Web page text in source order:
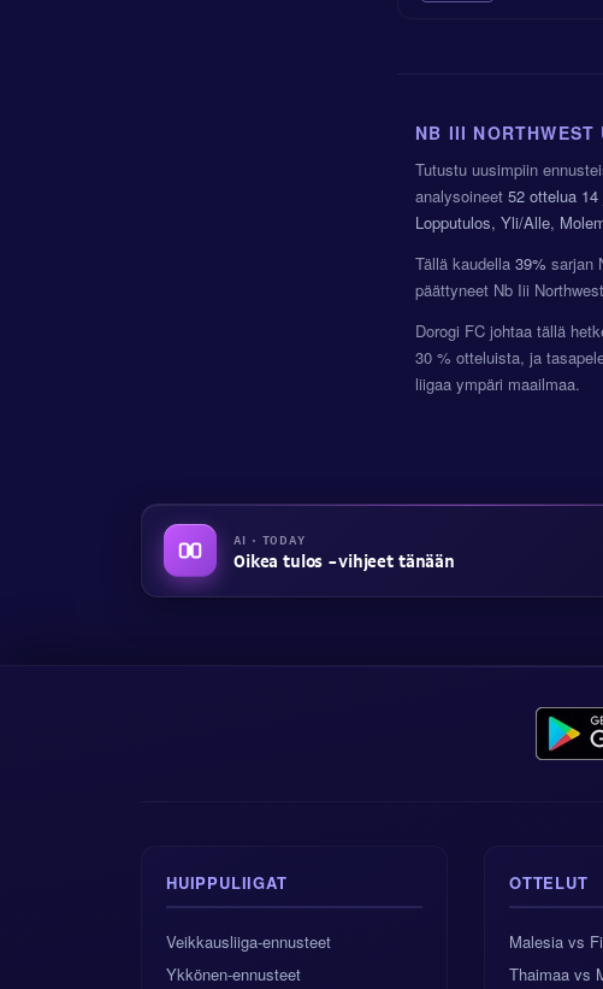
NB III
Tutustu uusimpiin
analysoineet 52 ottelua
Lopputulos, Yli/Alle,
Tällä kaudella 39% sarjan
päättyneet Nb Iii
Dorogi FC johtaa tällä
30 % otteluista, ja
liigaa ympäri maailmaa.
AI · TODAY
Oikea tulos -vihjeet tänään
HUIPPULIIGAT
Veikkausliiga-ennusteet
Ykkönen-ennusteet
OTTELUT
Malesia vs
Thaimaa vs